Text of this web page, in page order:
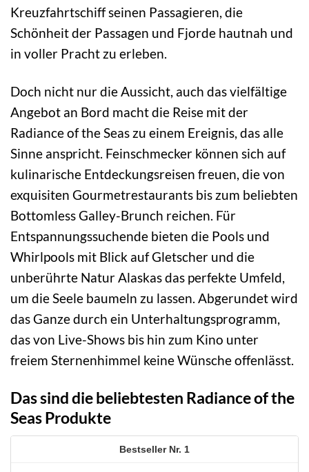
Kreuzfahrtschiff seinen Passagieren, die
Schönheit der Passagen und Fjorde hautnah und
in voller Pracht zu erleben.
Doch nicht nur die Aussicht, auch das vielfältige
Angebot an Bord macht die Reise mit der
Radiance of the Seas zu einem Ereignis, das alle
Sinne anspricht. Feinschmecker können sich auf
kulinarische Entdeckungsreisen freuen, die von
exquisiten Gourmetrestaurants bis zum beliebten
Bottomless Galley-Brunch reichen. Für
Entspannungssuchende bieten die Pools und
Whirlpools mit Blick auf Gletscher und die
unberührte Natur Alaskas das perfekte Umfeld,
um die Seele baumeln zu lassen. Abgerundet wird
das Ganze durch ein Unterhaltungsprogramm,
das von Live-Shows bis hin zum Kino unter
freiem Sternenhimmel keine Wünsche offenlässt.
Das sind die beliebtesten Radiance of the
Seas Produkte
1